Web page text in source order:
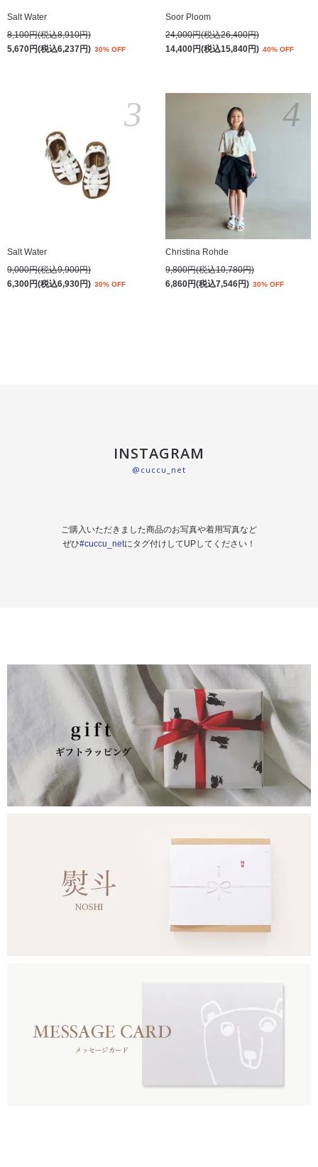
Salt Water
8,100円(税込8,910円)
5,670円(税込6,237円) 30% OFF
Soor Ploom
24,000円(税込26,400円)
14,400円(税込15,840円) 40% OFF
Salt Water
9,000円(税込9,900円)
6,300円(税込6,930円) 30% OFF
3
Christina Rohde
9,800円(税込10,780円)
6,860円(税込7,546円) 30% OFF
4
INSTAGRAM
@cuccu_net
ご購入いただきました商品のお写真や着用写真など
ぜひ#cuccu_netにタグ付けしてUPしてください！